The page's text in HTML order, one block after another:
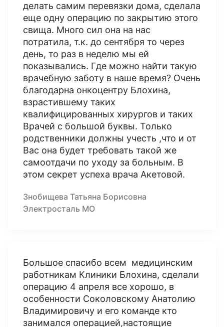
делать самим перевязки дома, сделала
еще одну операцию по закрытию этого
свища. Много сил она на нас
потратила, т.к. до сентября то через
день, то раз в неделю мы ей
показывались. Где можно найти такую
врачебную заботу в наше время? Очень
благодарна онкоцентру Блохина,
взрастившему таких
квалифицированных хирургов и таких
Врачей с большой буквы. Только
родственники должны учесть ,что и от
Вас она будет требовать такой же
самоотдачи по уходу за больным. В
этом секрет успеха врача Акетовой.
Знобищева Татьяна Борисовна
Электросталь МО
Большое спасибо всем медицинским
работникам Клиники Блохина, сделали
операцию 4 апреля все хорошо, в
особенности Соколовскому Анатолию
Владимировичу и его команде кто
занимался операцией,настоящие